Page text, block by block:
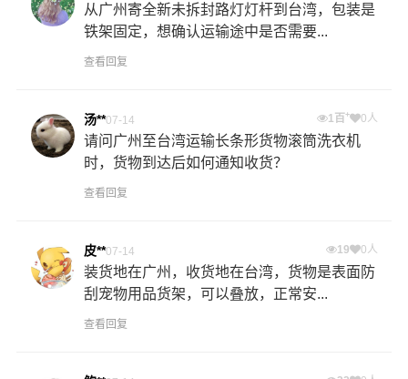
从广州寄全新未拆封路灯灯杆到台湾，包装是
铁架固定，想确认运输途中是否需要...
查看回复
汤**07-14 1百+ 0人
请问广州至台湾运输长条形货物滚筒洗衣机
时，货物到达后如何通知收货？
查看回复
皮**07-14 19 0人
装货地在广州，收货地在台湾，货物是表面防
刮宠物用品货架，可以叠放，正常安...
查看回复